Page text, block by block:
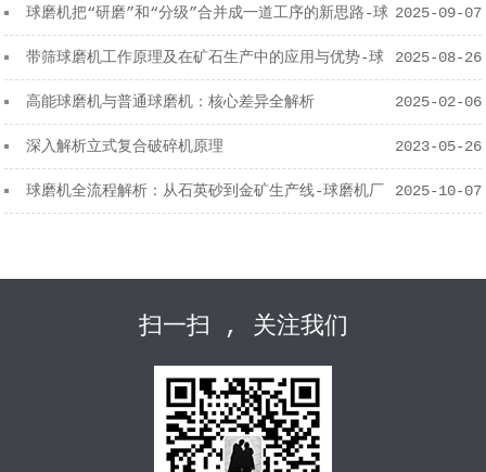
2025-09-07
球磨机把“研磨”和“分级”合并成一道工序的新思路-球
磨机厂家 2025-08-26
带筛球磨机工作原理及在矿石生产中的应用与优势-球
磨机厂家 2025-02-06
高能球磨机与普通球磨机：核心差异全解析
2023-05-26
深入解析立式复合破碎机原理
2025-10-07
球磨机全流程解析：从石英砂到金矿生产线-球磨机厂
扫一扫 , 关注我们